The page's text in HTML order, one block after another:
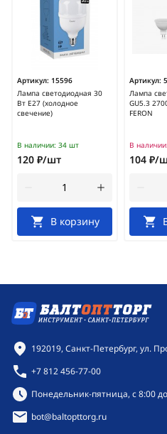
Артикул: 15596
Лампа светодиодная 30
Вт E27 (холодное
свечение)
В наличии: 34 шт
120 ₽/шт
В корзину
Артикул:
Лампа
GU5.3
FERON
В наличии:
104 ₽/
Контактная
192019, Санкт-Петербург, ул.
+7 812 456-77-00
Режим работы:
Понедельник-пятница, с 8:00
bot@baltopttorg.ru